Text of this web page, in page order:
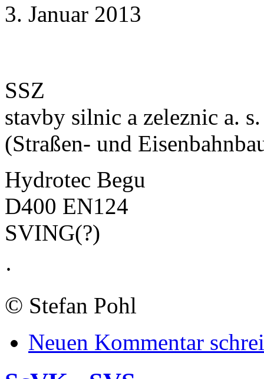
3. Januar 2013
SSZ
stavby silnic a zeleznic a.
(Straßen- und
Hydrotec Begu
D400 EN124
SVING(?)
·
© Stefan Pohl
Neuen Kommentar